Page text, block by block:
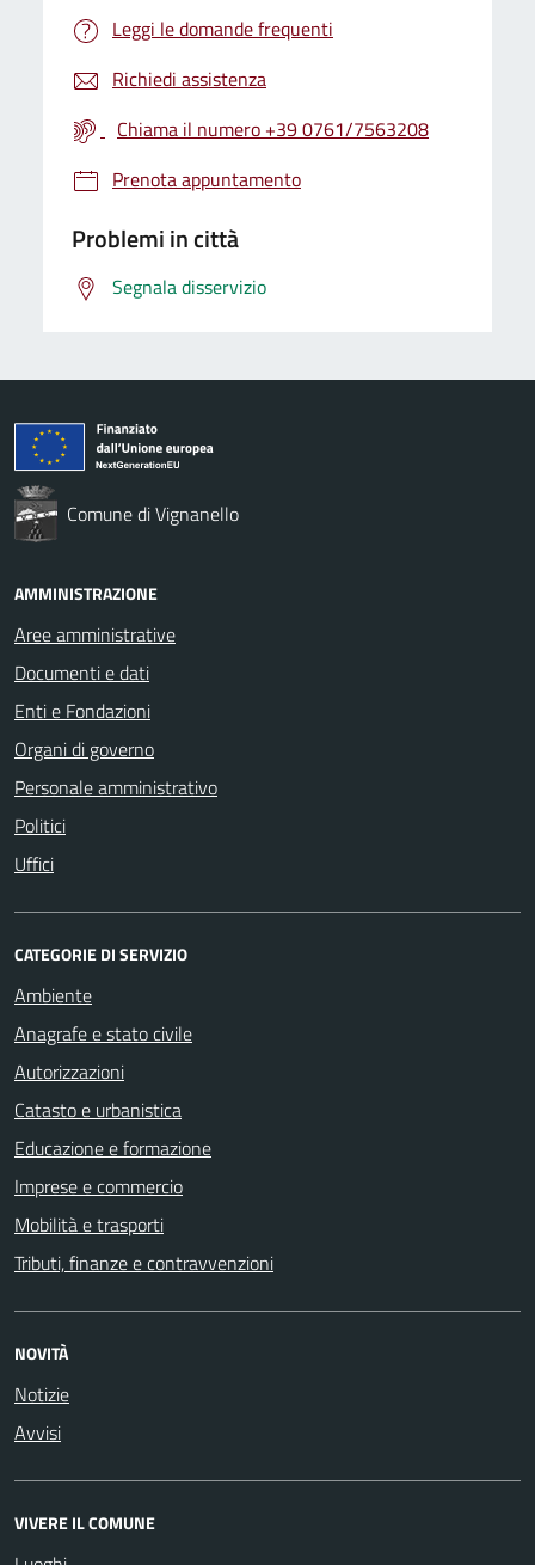
Leggi le domande frequenti
Richiedi assistenza
Chiama il numero +39 0761/7563208
Prenota appuntamento
Problemi in città
Segnala disservizio
Comune di Vignanello
AMMINISTRAZIONE
Aree amministrative
Documenti e dati
Enti e Fondazioni
Organi di governo
Personale amministrativo
Politici
Uffici
CATEGORIE DI SERVIZIO
Ambiente
Anagrafe e stato civile
Autorizzazioni
Catasto e urbanistica
Educazione e formazione
Imprese e commercio
Mobilità e trasporti
Tributi, finanze e contravvenzioni
NOVITÀ
Notizie
Avvisi
VIVERE IL COMUNE